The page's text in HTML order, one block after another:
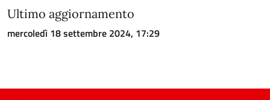
Ultimo aggiornamento
mercoledì 18 settembre 2024, 17:29